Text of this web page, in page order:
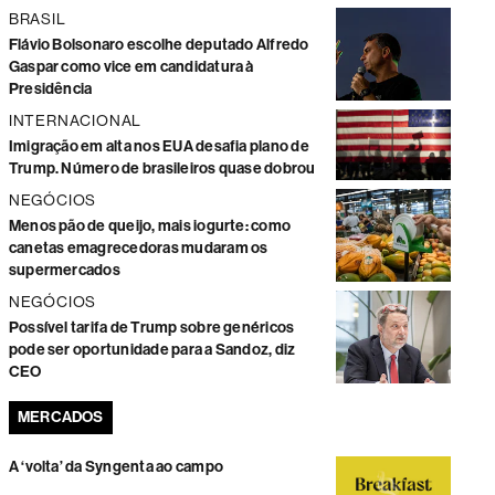
BRASIL
Flávio Bolsonaro escolhe deputado Alfredo
Gaspar como vice em candidatura à
Presidência
INTERNACIONAL
Imigração em alta nos EUA desafia plano de
Trump. Número de brasileiros quase dobrou
NEGÓCIOS
Menos pão de queijo, mais iogurte: como
canetas emagrecedoras mudaram os
supermercados
NEGÓCIOS
Possível tarifa de Trump sobre genéricos
pode ser oportunidade para a Sandoz, diz
CEO
MERCADOS
A ‘volta’ da Syngenta ao campo